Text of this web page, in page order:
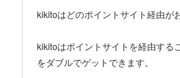
kikitoはどのポイントサイト経由が
kikitoはポイントサイトを経由する
をダブルでゲットできます。